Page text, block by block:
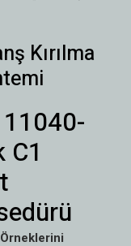
Kırılma
11040-
C1